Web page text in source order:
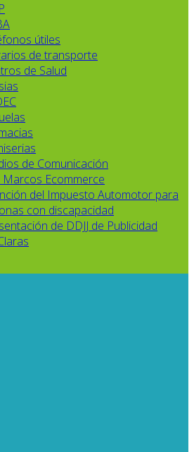
útiles
de transporte
de Salud
de Comunicación
Marcos Ecommerce
del Impuesto Automotor para
con discapacidad
de DDJJ de Publicidad